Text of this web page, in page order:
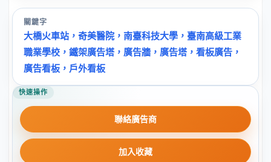
關鍵字
大橋火車站，奇美醫院，南臺科技大學，臺南高級工業
職業學校，鐵架廣告塔，廣告牆，廣告塔，看板廣告，
廣告看板，戶外看板
快速操作
聯絡廣告商
加入收藏